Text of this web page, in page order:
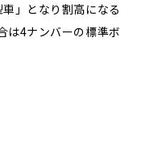
」となり割高になる
は4ナンバーの標準ボ